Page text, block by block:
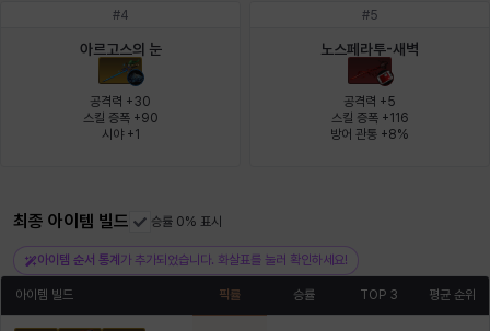
크레이버 타지아
펠릭스 피올로
#4
아르고스의 눈
공격력 +30
스킬 증폭 +90
시야 +1
#5
노스페라투-새벽
공격력 +5
스킬 증폭 +116
방어 관통 +8%
최종 아이템 빌드 승률 0% 표시
아이템 순서 통계 가 추가되었습니다. 화살표를 눌러 확인하세요!
아이템 빌드 픽률 승률 TOP 3 평균 순위